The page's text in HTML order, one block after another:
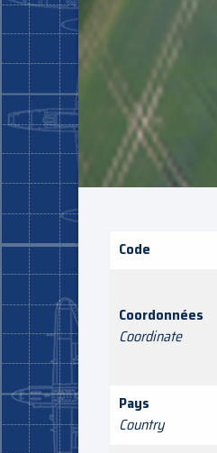
Code
Coordonnées
Coordinate
Pays
Country